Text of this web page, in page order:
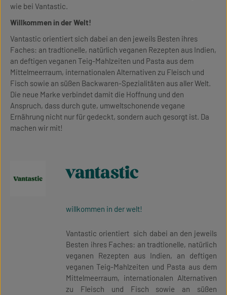
wie bei Vantastic.
Willkommen in der Welt!
Vantastic orientiert sich dabei an den jeweils Besten ihres
Faches: an tradtionelle, natürlich veganen Rezepten aus Indien,
an deftigen veganen Teig-Mahlzeiten und Pasta aus dem
Mittelmeerraum, internationalen Alternativen zu Fleisch und
Fisch sowie an süßen Backwaren-Spezialitäten aus aller Welt.
Die neue Marke verbindet damit die Hoffnung und den
Anspruch, dass durch gute, umweltschonende vegane
Ernährung nicht nur für gedeckt, sondern auch gesorgt ist. Da
machen wir mit!
vantastic
willkommen in der welt!
Vantastic orientiert sich dabei an den jeweils
Besten ihres Faches: an tradtionelle, natürlich
veganen Rezepten aus Indien, an deftigen
veganen Teig-Mahlzeiten und Pasta aus dem
Mittelmeerraum, internationalen Alternativen
zu Fleisch und Fisch sowie an süßen